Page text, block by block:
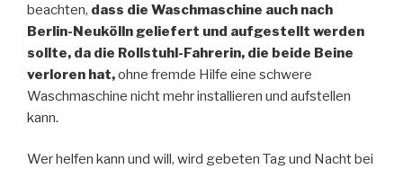
beachten, dass die Waschmaschine auch nach
Berlin-Neukölln geliefert und aufgestellt werden
sollte, da die Rollstuhl-Fahrerin, die beide Beine
verloren hat,ohne fremde Hilfe eine schwere
Waschmaschine nicht mehr installieren und aufstellen
kann.
Wer helfen kann und will, wird gebeten Tag und Nacht bei